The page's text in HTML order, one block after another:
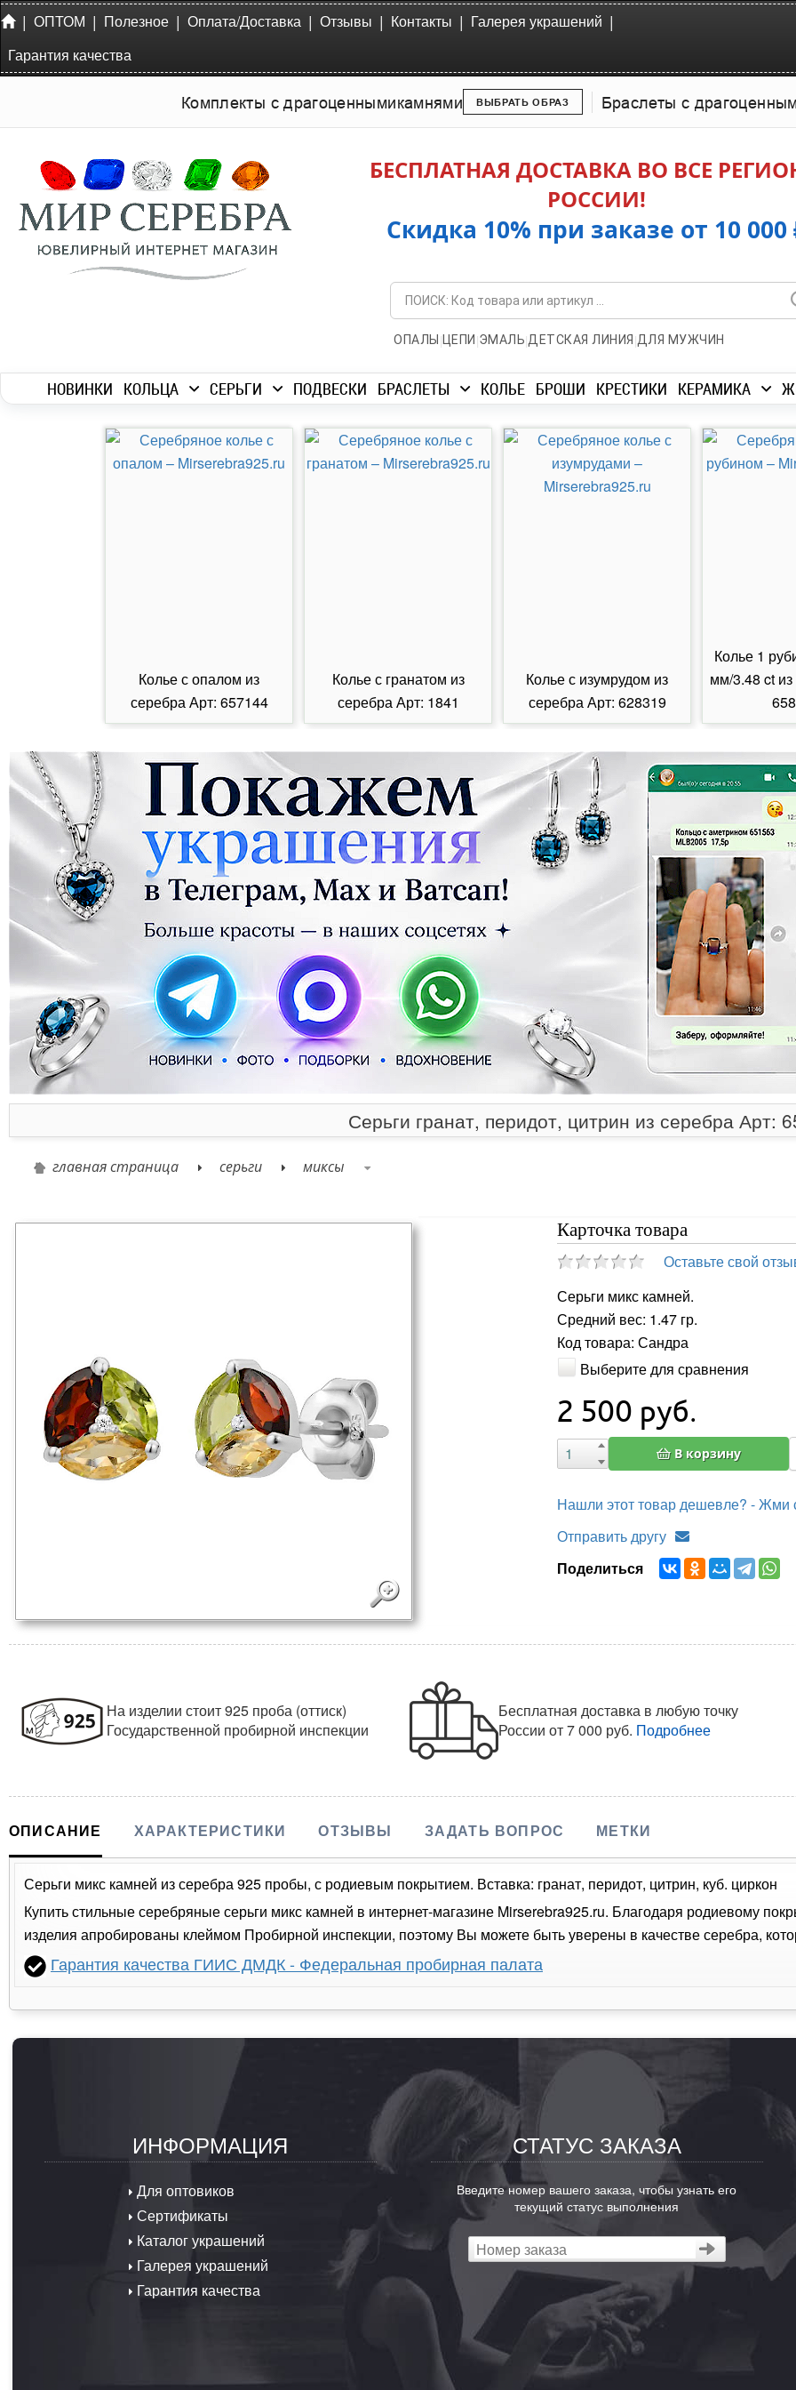
| ОПТОМ | Полезное | Оплата/Доставка | Отзывы | Контакты | Галерея украшений |
Гарантия качества
Комплекты с драгоценнымикамнями ВЫБРАТЬ ОБРАЗ Браслеты с
БЕСПЛАТНАЯ ДОСТАВКА ВО ВСЕ
РОССИИ!
Скидка 10% при заказе от 10 000
ОПАЛЫ | ЦЕПИ |ЭМАЛЬ|ДЕТСКАЯ ЛИНИЯ |ДЛЯ МУЖЧИН
НОВИНКИ КОЛЬЦА СЕРЬГИ ПОДВЕСКИ БРАСЛЕТЫ КОЛЬЕ БРОШИ КРЕСТИКИ КЕРАМИКА
Колье с опалом из
серебра Арт: 657144
Колье с гранатом из
серебра Арт: 1841
Колье с изумрудом из
серебра Арт: 628319
Колье 1
мм/3.48 ct
Серьги гранат, перидот, цитрин из серебра Арт:
главная страница серьги миксы
Карточка товара
Оставьте свой
Серьги микс камней.
Средний вес: 1.47 гр.
Код товара: Сандра
Выберите для сравнения
2 500 руб.
В корзину
Нашли этот товар дешевле? - Жми
Отправить другу
Поделиться
На изделии стоит 925 проба (оттиск)
Государственной пробирной инспекции
Бесплатная доставка в любую точку
Россииот 7 000 руб. Подробнее
ОПИСАНИЕ ХАРАКТЕРИСТИКИ ОТЗЫВЫ ЗАДАТЬ ВОПРОС МЕТКИ
Серьги микс камней из серебра 925 пробы, с родиевым покрытием. Вставка: гранат, перидот, цитрин, куб. циркон
Купить стильные серебряные серьги микс камней в интернет-магазине Mirserebra925.ru. Благодаря родиевому
изделия апробированы клеймом Пробирной инспекции, поэтому Вы можете быть уверены в качестве серебра,
Гарантия качества ГИИС ДМДК - Федеральная пробирная палата
ИНФОРМАЦИЯ
Для оптовиков
Сертификаты
Каталог украшений
Галерея украшений
Гарантия качества
СТАТУС ЗАКАЗА
Введите номер вашего заказа, чтобы узнать его
текущий статус выполнения